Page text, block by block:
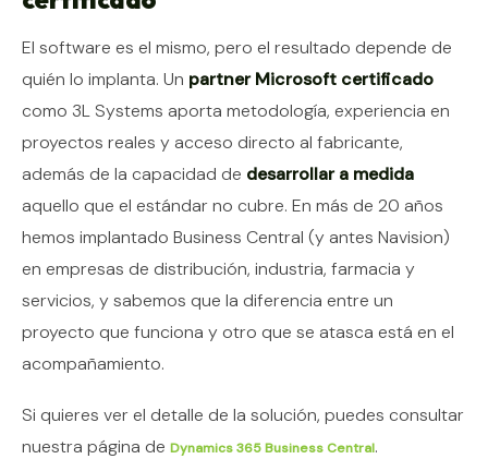
El software es el mismo, pero el resultado depende de
quién lo implanta. Un partner Microsoft certificado
como 3L Systems aporta metodología, experiencia en
proyectos reales y acceso directo al fabricante,
además de la capacidad de desarrollar a medida
aquello que el estándar no cubre. En más de 20 años
hemos implantado Business Central (y antes Navision)
en empresas de distribución, industria, farmacia y
servicios, y sabemos que la diferencia entre un
proyecto que funciona y otro que se atasca está en el
acompañamiento.
Si quieres ver el detalle de la solución, puedes consultar
nuestra página de Dynamics 365 Business Central.